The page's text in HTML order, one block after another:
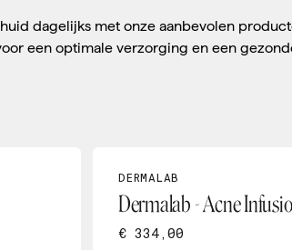
dagelijks met onze aanbevolen
een optimale verzorging en een
DERMALAB
Dermalab - Acne
€ 334,00